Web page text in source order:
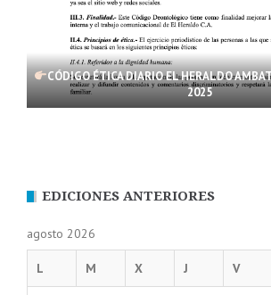
CÓDIGO ÉTICA DIARIO EL HERALDO
2025
EDICIONES ANTERIORES
agosto 2026
L M X J V